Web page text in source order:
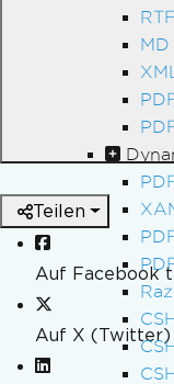
Teilen
Auf Facebook
Auf X (Twitter)